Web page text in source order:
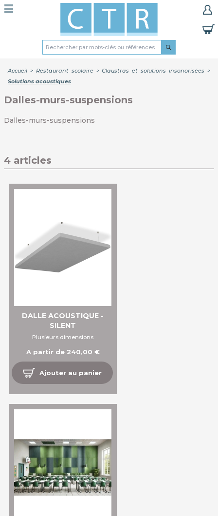
Accueil > Restaurant scolaire>Claustras et solutions insonorisées >
Solutions acoustiques
Dalles-murs-suspensions
Dalles-murs-suspensions
4 articles
DALLE ACOUSTIQUE -
SILENT
Plusieurs dimensions
A partir de 240,00 €
Ajouter au panier